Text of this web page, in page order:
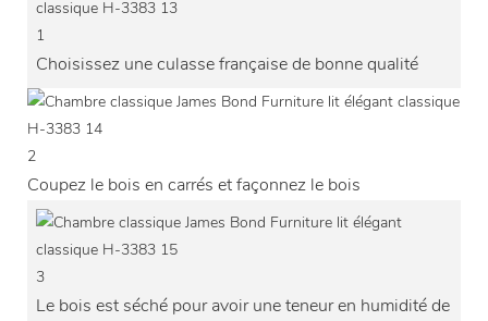
1
Choisissez une culasse française de bonne qualité
2
Coupez le bois en carrés et façonnez le bois
3
Le bois est séché pour avoir une teneur en humidité de